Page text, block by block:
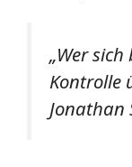
„Wer
Kontrolle
Jonathan